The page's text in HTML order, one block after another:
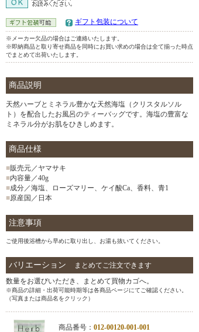
ギフト包装について
※メーカー欠品の場合はご連絡いたします。
※即納商品と取り寄せ商品を同時にお買い求めの場合は全て揃った時点
でまとめて出荷いたします。
商品説明
天然ハーブとミネラル豊かな天然海塩（クリスタルソル
ト）を配合したお風呂のティーバッグです。海塩の豊富な
ミネラル分がお肌をひきしめます。
商品仕様
■販売元／ヤマサキ
■内容量／40g
■成分／海塩、ローズマリー、ケイ酸Ca、香料、青1
■原産国／日本
注意事項
ご使用後浴槽から早めに取り出し、お湯も抜いてください。
バリエーション
まとめてご注文できます
数量をお選びいただき、まとめて買物カゴへ。
※商品の詳細・出荷可能時期等は各商品ページにてご確認ください。
（写真または商品名をクリック）
商品番号： 012-00120-001-001